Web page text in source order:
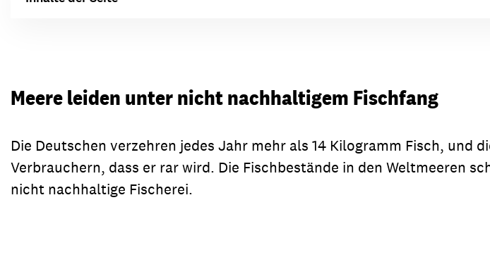
Meere leiden unter nicht nachhaltigem Fischfang
Die Deutschen verzehren jedes Jahr mehr als 14 Kilogramm Fisch, und
Verbrauchern, dass er rar wird. Die Fischbestände in den Weltmeeren
nicht nachhaltige Fischerei.